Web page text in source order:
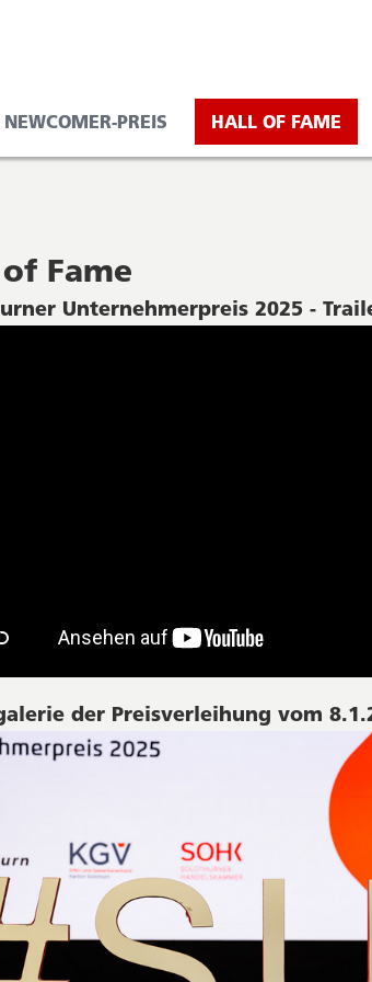
NEWCOMER-PREIS HALL OF FAME
Fame
Unternehmerpreis 2025 -
der Preisverleihung vom